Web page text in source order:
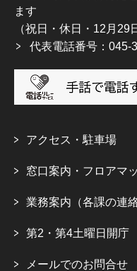
ます
（祝日・休日・12月29
代表電話番号：045-
アクセス・駐車場
窓口案内・フロアマ
業務案内（各課の連絡
第2・第4土曜日開庁
メールでのお問合せ